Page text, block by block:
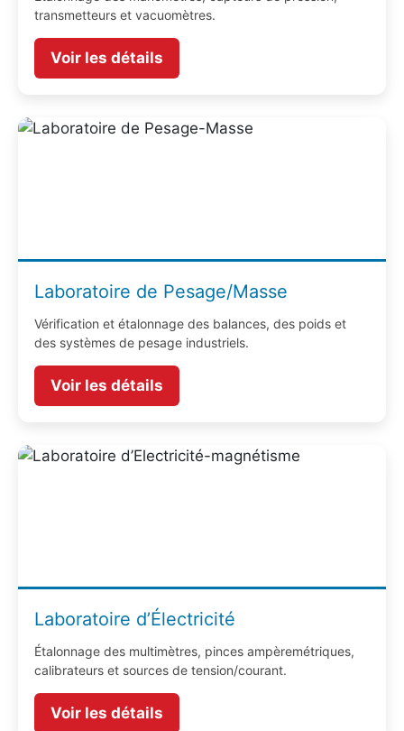
transmetteurs et vacuomètres.
Voir les détails
Laboratoire de Pesage/Masse
Vérification et étalonnage des balances, des poids et
des systèmes de pesage industriels.
Voir les détails
Laboratoire d’Électricité
Étalonnage des multimètres, pinces ampèremétriques,
calibrateurs et sources de tension/courant.
Voir les détails